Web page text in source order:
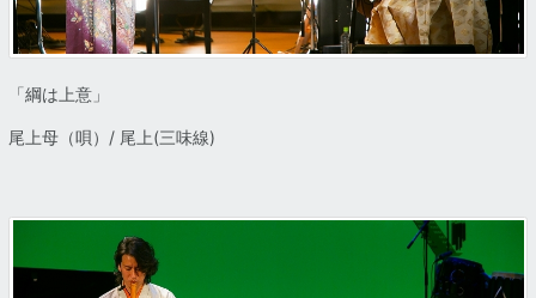
「綱は上意」
尾上母（唄）/ 尾上(三味線)